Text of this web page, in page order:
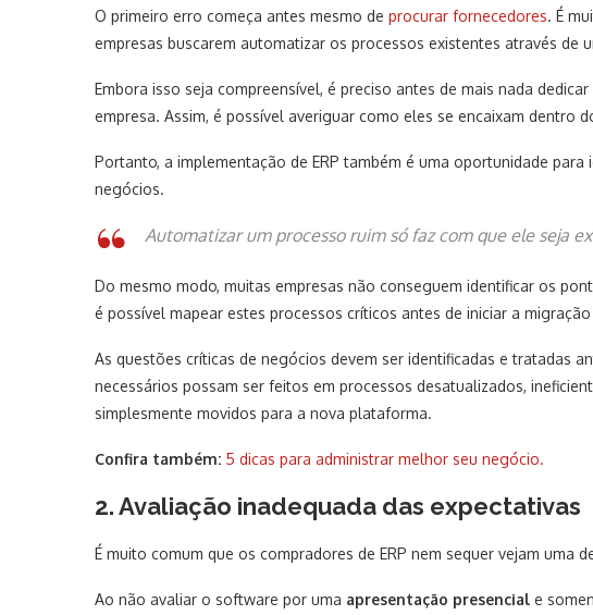
O primeiro erro começa antes mesmo de procurar fornecedores. É
empresas buscarem automatizar os processos existentes através de
Embora isso seja compreensível, é preciso antes de mais nada
empresa. Assim, é possível averiguar como eles se encaixam dentro
Portanto, a implementação de ERP também é uma oportunidade
negócios.
Automatizar um processo ruim só faz com que ele seja
Do mesmo modo, muitas empresas não conseguem identificar os
é possível mapear estes processos críticos antes de iniciar a
As questões críticas de negócios devem ser identificadas e tratadas
necessários possam ser feitos em processos desatualizados,
simplesmente movidos para a nova plataforma.
Confira também: 5 dicas para administrar melhor seu negócio.
2. Avaliação inadequada das expectativas
É muito comum que os compradores de ERP nem sequer vejam uma
Ao não avaliar o software por uma apresentação presencial e